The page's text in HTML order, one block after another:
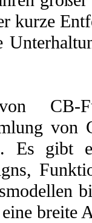
kurze
CB-
von
Es gibt
breite